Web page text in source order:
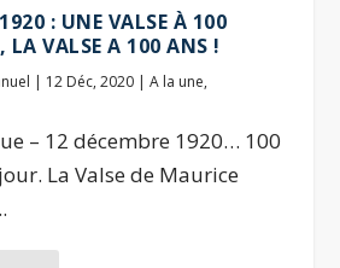
: UNE VALSE À 100
LA VALSE A 100 ANS !
| 12 Déc, 2020 |A la une,
– 12 décembre 1920… 100
La Valse de Maurice